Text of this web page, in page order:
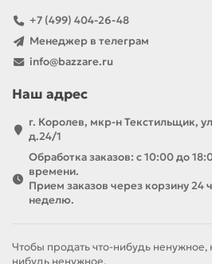
+7 (499) 404-26-48
Менеджер в телеграм
info@bazzare.ru
Наш адрес
г. Королев, мкр-н Текстильщик,
д.24/1
Обработка заказов: с 10:00 до
времени.
Прием заказов через корзину 24
неделю.
Чтобы продать что-нибудь ненужное,